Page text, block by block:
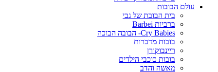
עולם הבובות
בית הבובת של גבי
ברביות Barbei
Cry Babies- הבובה הבוכה
בובות מדברות
ריינבוקורן
בובות כוכבי הילדים
מאשה והדב